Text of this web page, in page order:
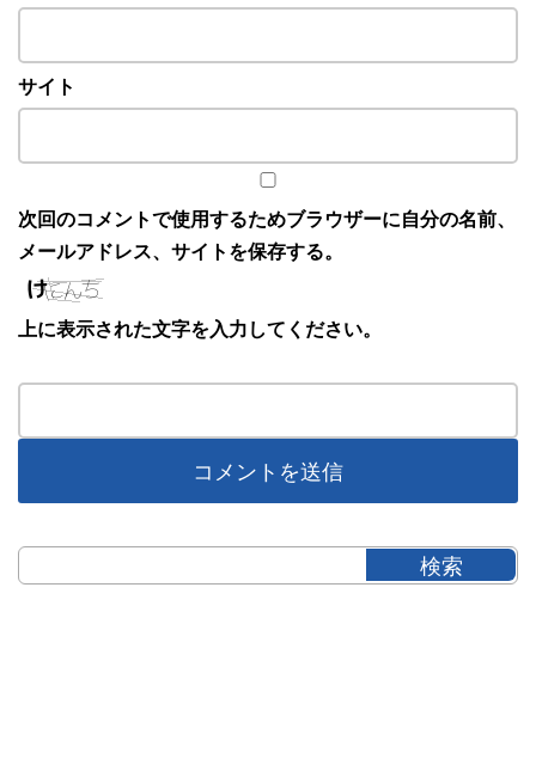
サイト
次回のコメントで使用するためブラウザーに自分の名前、
メールアドレス、サイトを保存する。
上に表示された文字を入力してください。